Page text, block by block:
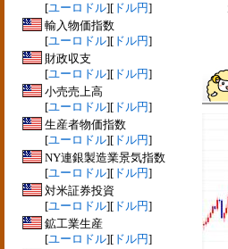
[ユーロドル][ ドル円]
輸入物価指数
[ユーロドル][ ドル円]
財政収支
[ユーロドル][ ドル円]
小売売上高
[ユーロドル][ ドル円]
生産者物価指数
[ユーロドル][ ドル円]
NY連銀製造業景気指数
[ユーロドル][ ドル円]
対米証券投資
[ユーロドル][ ドル円]
鉱工業生産
[ユーロドル][ ドル円]